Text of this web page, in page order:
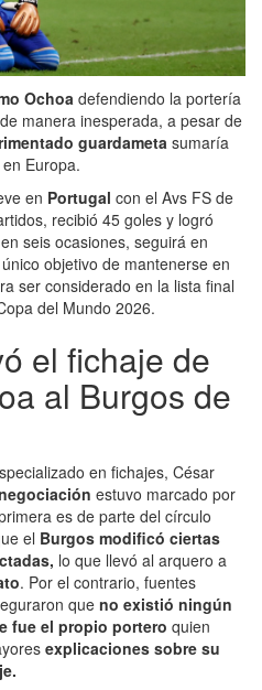
Ochoa defendiendo la portería
manera inesperada, a pesar de
guardameta sumaría
Europa.
en Portugal con el Avs FS de
recibió 45 goles y logró
seis ocasiones, seguirá en
objetivo de mantenerse en
ser considerado en la lista final
del Mundo 2026.
el fichaje de
al Burgos de
en fichajes, César
estuvo marcado por
es de parte del círculo
el Burgos modificó ciertas
lo que llevó al arquero a
. Por el contrario, fuentes
que no existió ningún
fue el propio portero quien
explicaciones sobre su